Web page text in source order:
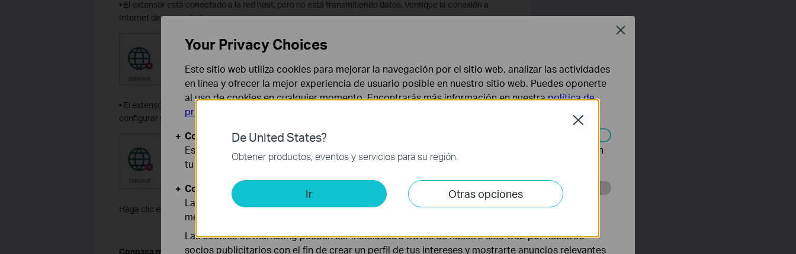
• El extensor está conectado a la red host, pero no está transmitiendo datos. Verifique la conexión a
Internet de su enrutador.
• El extensor está conectado al enrutador de forma anormal. Vaya a
configurar su extensor para obtener una dirección IP automáticamente.
Haga clic en el ícono Internet/Router/Range Extender/Clients para ver la información correspondiente.
Conozca más detalles de cada función y configuración, vaya al Centrode descargas para
De United States?
Obtener productos, eventos y servicios para su región.
Ir Otras opciones
Close
Your Privacy Choices
Este sitio web utiliza cookies para mejorar la navegación por el sitio web, analizar las actividades
en línea y ofrecer la mejor experiencia de usuario posible en nuestro sitio web. Puedes oponerte
al uso de cookies en cualquier momento. Encontrarás más información en nuestrapolítica de
privacidad
Cookies Básicas
Estas cookies son necesarias para el funcionamiento del sitio web y no pueden desactivarse en
tu sistema.
Cookies de Análisis y de Marketing
Las cookies de análisis nos permiten analizar tus actividades en nuestro sitio web con el fin de
mejorar y adaptar la funcionalidad del mismo.
Las cookies de marketing pueden ser instaladas a través de nuestro sitio web por nuestros
socios publicitarios con el fin de crear un perfil de tus intereses y mostrarte anuncios relevantes
Close